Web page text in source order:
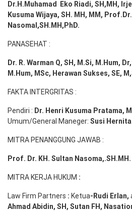
Dr.H.Muhamad Eko Riadi, SH,MH ,
Kusuma Wijaya, SH. MH, MM, Prof.
Nasomal,SH.MH,PhD.
PANASEHAT :
Dr. R. Warman Q, SH, M.Si, M.Hum,
M.Hum, MSc, Herawan Sukses, SE,
FAKTA INTERGRITAS :
Pendiri : Dr. Henri Kusuma Pratama,
Umum/General Maneger: Susi
MITRA PENANGGUNG JAWAB :
Prof. Dr. KH. Sultan Nasoma,.SH.MH.
MITRA KERJA HUKUM :
Law Firm Partners : Ketua-Rudi Erlan,
Ahmad Abidin, SH, Sutan FH,